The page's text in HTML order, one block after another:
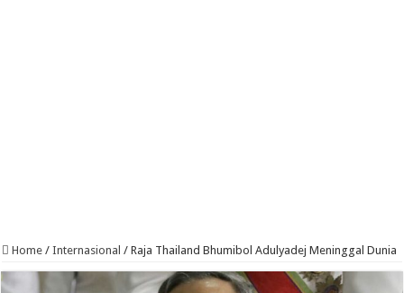
Home / Internasional / Raja Thailand Bhumibol Adulyadej Meninggal Dunia